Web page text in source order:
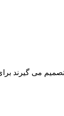
می گیرند